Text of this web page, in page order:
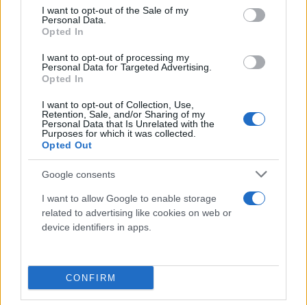
consent section.
I want to opt-out of the Sale of my
Personal Data.
Opted In
I want to opt-out of processing my
Personal Data for Targeted Advertising.
Opted In
I want to opt-out of Collection, Use,
Retention, Sale, and/or Sharing of my
Personal Data that Is Unrelated with the
Purposes for which it was collected.
Opted Out
Google consents
I want to allow Google to enable storage
related to advertising like cookies on web or
device identifiers in apps.
CONFIRM
Ο Σούμερ είπε πως πιστεύει πως το μέτρο θα
ετίθετο σε ψηφοφορία στη Βουλή.
Όμως φαίνεται πως είναι λίγες οι πιθανότητες να
πρόεδρος Μάικ Τζόνσον είπε πως στερείται
απαραίτητων κατά τους συντηρητικούς
προβλέψεων προκειμένου να αναχαιτιστεί η